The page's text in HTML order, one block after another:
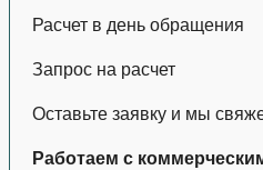
Расчет в день обращения
Запрос на расчет
Оставьте заявку и мы
Работаем с